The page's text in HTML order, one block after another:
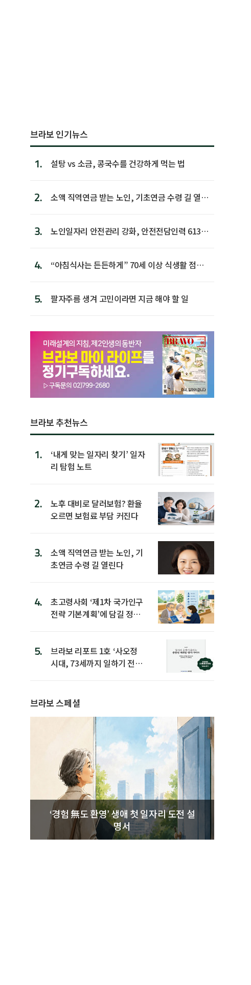
브라보 인기뉴스
1. 설탕 vs 소금, 콩국수를 건강하게 먹는 법
2.
소액 직역연금 받는 노인, 기초연금 수령 길 열린
3.
노인일자리 안전관리 강화, 안전전담인력 613명
4.
“아침식사는 든든하게” 70세 이상 식생활 점수
5. 팔자주름 생겨 고민이라면 지금 해야 할 일
브라보 추천뉴스
1.
‘내게 맞는 일자리 찾기’ 일자
리 탐험 노트
2.
노후 대비로 달러보험? 환율
오르면 보험료 부담 커진다
3.
소액 직역연금 받는 노인, 기
초연금 수령 길 열린다
4.
초고령사회 ‘제1차 국가인구
전략 기본계획’에 담길 정책
5.
브라보 리포트 1호 ‘사오정
시대, 73세까지 일하기 전략’
브라보 스페셜
‘경험 無도 환영’ 생애 첫 일자리 도전 설
명서